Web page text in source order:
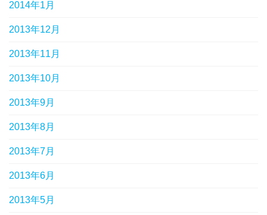
2014年1月
2013年12月
2013年11月
2013年10月
2013年9月
2013年8月
2013年7月
2013年6月
2013年5月